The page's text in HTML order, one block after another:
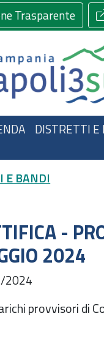
Trasparente
DISTRETTI E
E BANDI
-
2024
2024
provvisori di